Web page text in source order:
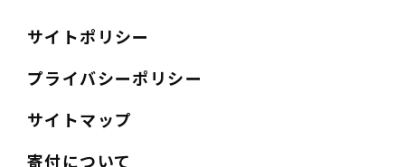
サイトポリシー
プライバシーポリシー
サイトマップ
寄付について